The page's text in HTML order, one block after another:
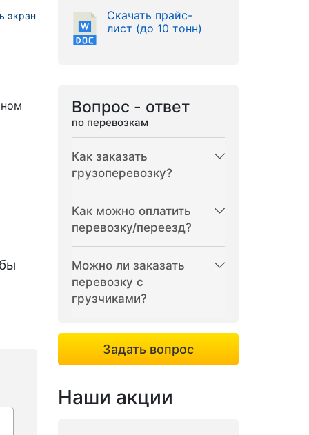
экран
Скачать прайс-
лист (до 10 тонн)
Вопрос - ответ
по перевозкам
Как заказать
грузоперевозку?
Как можно оплатить
перевозку/переезд?
Можно ли заказать
перевозку с
грузчиками?
Задать вопрос
Наши акции